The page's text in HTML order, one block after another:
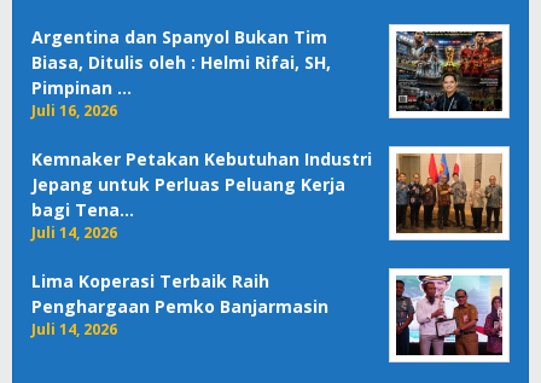
Argentina dan Spanyol Bukan Tim
Biasa, Ditulis oleh : Helmi Rifai, SH,
Pimpinan …
Juli 16, 2026
Kemnaker Petakan Kebutuhan Industri
Jepang untuk Perluas Peluang Kerja
bagi Tena…
Juli 14, 2026
Lima Koperasi Terbaik Raih
Penghargaan Pemko Banjarmasin
Juli 14, 2026